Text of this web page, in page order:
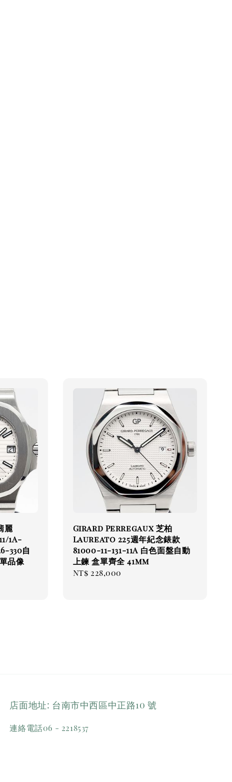
麗
1A-
330自
品像
Girard Perregaux 芝柏
Laureato 225週年紀念錶款
81000-11-131-11A 白色面盤自動
上鍊 盒單齊全 41mm
Regular
NT$ 228,000
店面地址: 台南市中西區中正路10 號
連絡電話06 - 2218537